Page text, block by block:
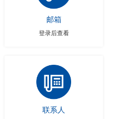
邮箱
登录后查看
联系人